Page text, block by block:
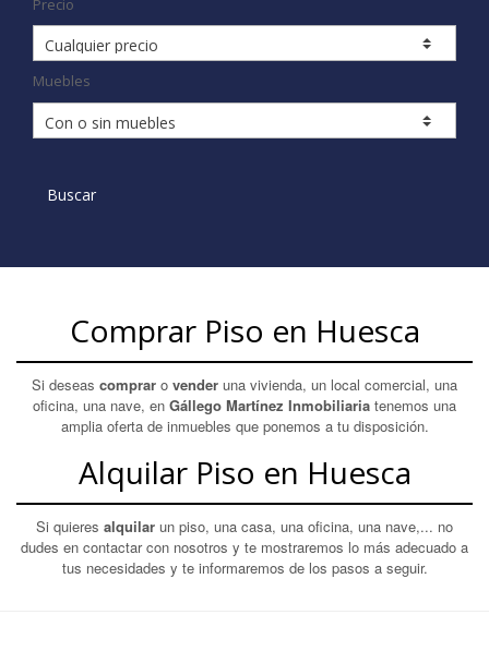
Muebles
Buscar
Comprar Piso en Huesca
Si deseas comprar o vender una vivienda, un local comercial, una
oficina, una nave, en Gállego Martínez Inmobiliaria tenemos una
amplia oferta de inmuebles que ponemos a tu disposición.
Alquilar Piso en Huesca
Si quieres alquilar un piso, una casa, una oficina, una nave,... no
dudes en contactar con nosotros y te mostraremos lo más adecuado a
tus necesidades y te informaremos de los pasos a seguir.